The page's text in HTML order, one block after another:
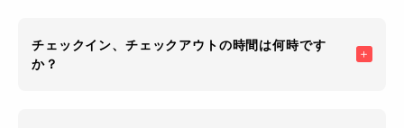
チェックイン、チェックアウトの時間は何時です
か？